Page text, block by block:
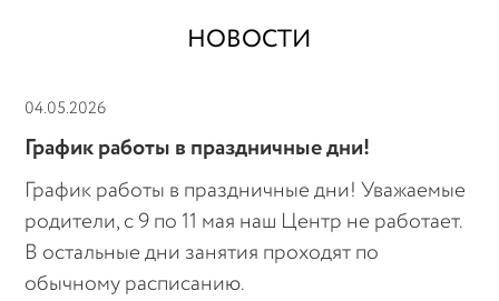
НОВОСТИ
04.05.2026
График работы в праздничные дни!
График работы в праздничные дни! Уважаемые
родители, с 9 по 11 мая наш Центр не работает.
В остальные дни занятия проходят по
обычному расписанию.